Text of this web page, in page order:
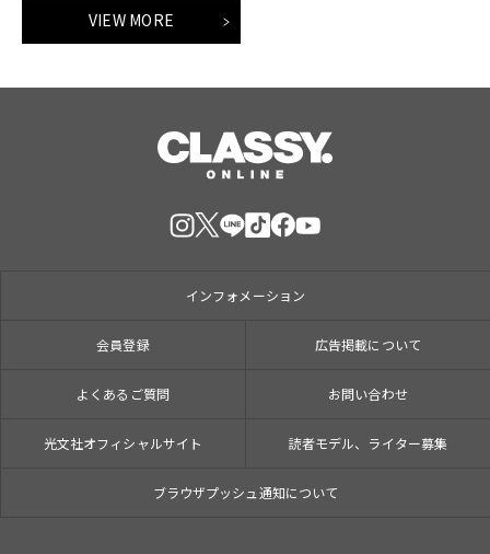
VIEW MORE
インフォメーション
会員登録 広告掲載について
よくあるご質問 お問い合わせ
光文社オフィシャルサイト 読者モデル、ライター募集
ブラウザプッシュ通知について